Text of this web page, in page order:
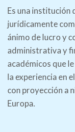
Es una institución
jurídicamente
ánimo de lucro y
administrativa y
académicos que
la experiencia en
con proyección a
Europa.